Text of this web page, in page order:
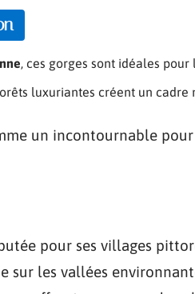
, ces gorges sont idéales
luxuriantes créent un
un incontournable
pour ses villages
sur les vallées